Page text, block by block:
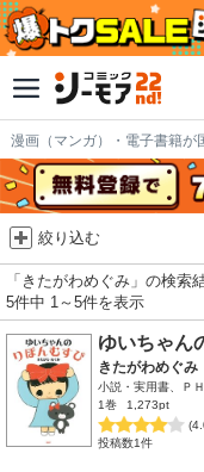
漫画（マンガ）・電子書籍が
絞り込む
「きたがわめぐみ」の検索
5件中 1～5件を表示
ゆいちゃん
きたがわめぐみ
小説・実用書、Ｐ
1巻
1,273pt
投稿数1件